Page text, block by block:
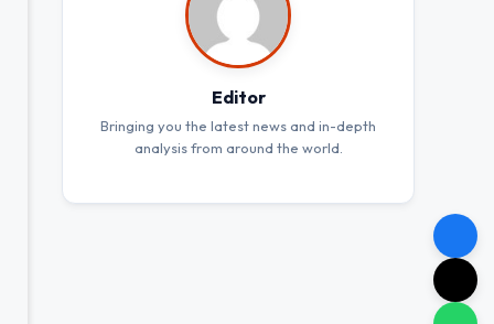
Editor
Bringing you the latest news and in-depth
analysis from around the world.